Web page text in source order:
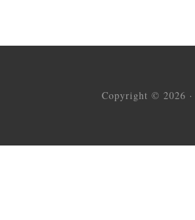
Copyright © 2026 ·